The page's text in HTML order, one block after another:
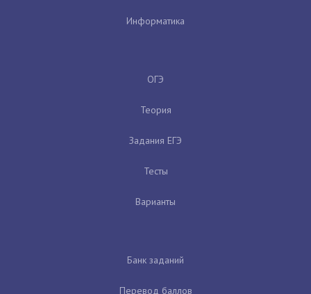
Информатика
ОГЭ
Теория
Задания ЕГЭ
Тесты
Варианты
Банк заданий
Перевод баллов